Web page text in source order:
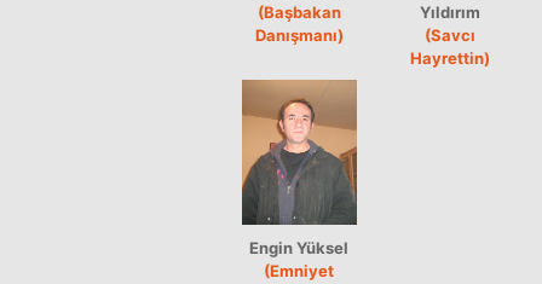
(Başbakan
Danışmanı)
Yıldırım
(Savcı
Hayrettin)
Engin Yüksel
(Emniyet